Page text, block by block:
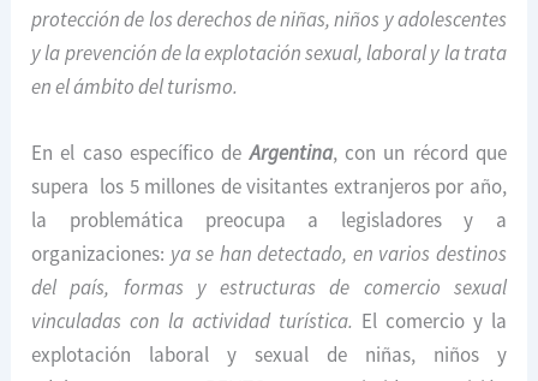
protección de los derechos de niñas, niños y adolescentes
y la prevención de la explotación sexual, laboral y la trata
en el ámbito del turismo.
En el caso específico deArgentina, con un récord que
supera los 5 millones de visitantes extranjeros por año,
la problemática preocupa a legisladores y a
organizaciones: ya se han detectado, en varios destinos
del país, formas y estructuras de comercio sexual
vinculadas con la actividad turística. El comercio y la
explotación laboral y sexual de niñas, niños y